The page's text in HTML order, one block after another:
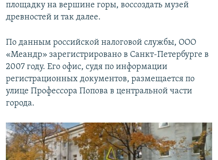
площадку на вершине горы, воссоздать музей
древностей и так далее.
По данным российской налоговой службы, ООО
«Меандр» зарегистрировано в Санкт-Петербурге в
2007 году. Его офис, судя по информации
регистрационных документов, размещается по
улице Профессора Попова в центральной части
города.